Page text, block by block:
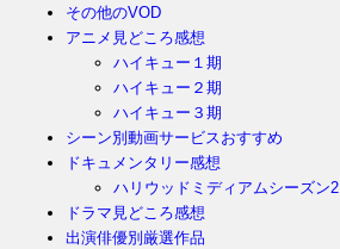
その他のVOD
アニメ見どころ感想
ハイキュー１期
ハイキュー２期
ハイキュー３期
シーン別動画サービスおすすめ
ドキュメンタリー感想
ハリウッドミディアムシーズン2
ドラマ見どころ感想
出演俳優別厳選作品